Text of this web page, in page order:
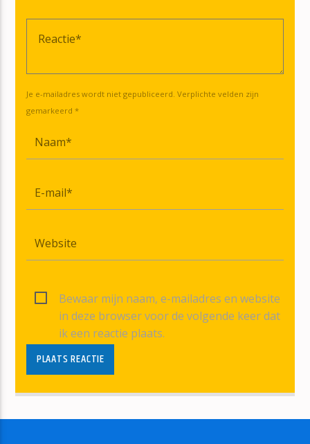
Je e-mailadres wordt niet gepubliceerd. Verplichte velden zijn
gemarkeerd *
Bewaar mijn naam, e-mailadres en website
in deze browser voor de volgende keer dat
ik een reactie plaats.